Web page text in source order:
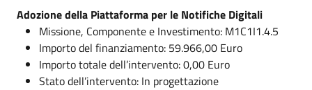
Adozione della Piattaforma per le Notifiche Digitali
Missione, Componente e Investimento: M1C1I1.4.5
Importo del finanziamento: 59.966,00 Euro
Importo totale dell’intervento: 0,00 Euro
Stato dell’intervento: In progettazione